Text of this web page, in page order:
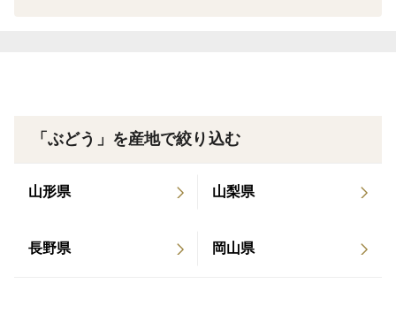
「ぶどう」を産地で絞り込む
山形県 山梨県
長野県 岡山県